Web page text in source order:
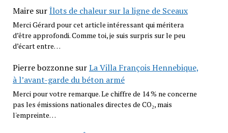
MairesurÎlots de chaleur sur la ligne de Sceaux
Merci Gérard pour cet article intéressant qui méritera
d’être approfondi. Comme toi, je suis surpris sur le peu
d’écart entre…
Pierre bozzonnesurLa Villa François Hennebique,
à l’avant-garde du béton armé
Merci pour votre remarque. Le chiffre de 14 % ne concerne
pas les émissions nationales directes de CO₂, mais
l'empreinte…